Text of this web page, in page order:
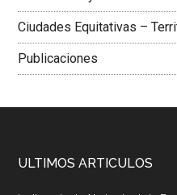
Ciudades Equitativas –
Publicaciones
ULTIMOS ARTICULOS